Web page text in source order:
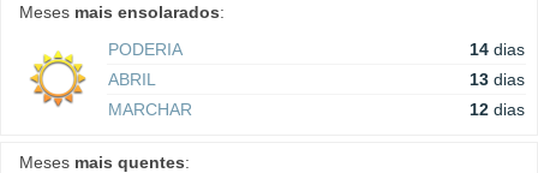
Meses mais ensolarados:
PODERIA
14 dias
ABRIL
13 dias
MARCHAR
12 dias
Meses mais quentes: